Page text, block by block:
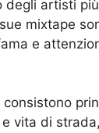
degli artisti
mixtape
e
consistono
vita di